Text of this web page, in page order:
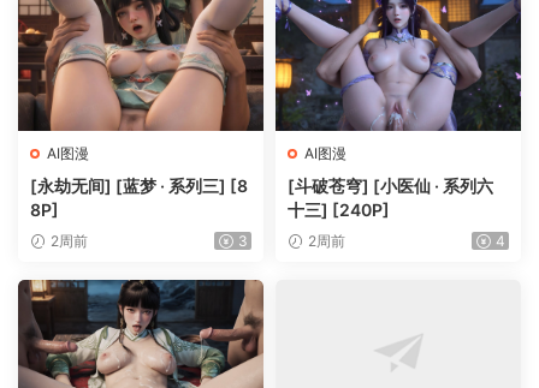
AI图漫
[永劫无间] [蓝梦 · 系列三] [8
8P]
2周前 3
AI图漫
[斗破苍穹] [小医仙 · 系列六
十三] [240P]
2周前 4